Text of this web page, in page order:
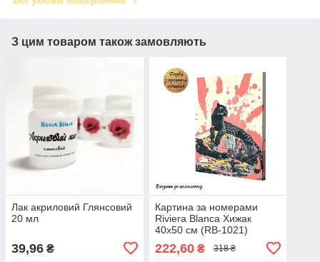
З цим товаром також замовляють
Лак акриловий Глянсовий
20 мл
39,96 ₴
Картина за номерами
Riviera Blanca Хижак
40x50 см (RB-1021)
222,60₴ 318 ₴